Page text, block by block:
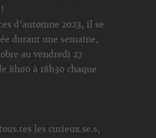
d’automne 2023, il se
durant une semaine,
au vendredi 27
8h00 à 18h30 chaque
les curieux.se.s,